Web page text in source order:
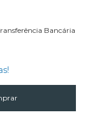
Bancária